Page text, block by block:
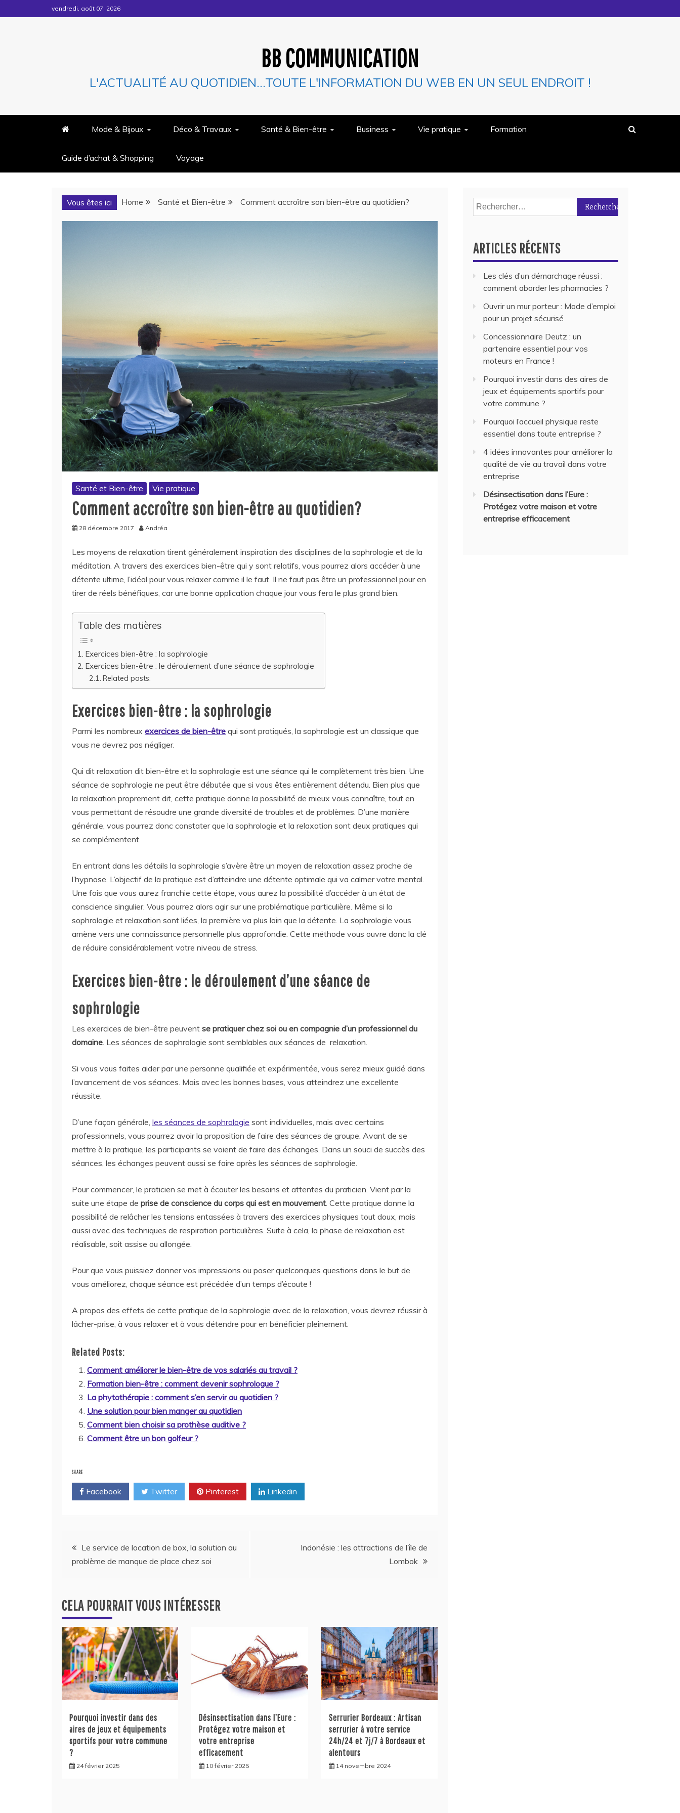
to
vendredi, août 07, 2026
BB COMMUNICATION
L'ACTUALITÉ AU QUOTIDIEN…TOUTE L'INFORMATION DU WEB EN UN SEUL ENDROIT !
Mode & Bijoux Déco & Travaux Santé & Bien-être Business Vie pratique Formation
Guide d’achat & Shopping Voyage
Vous êtes ici Home Santé et Bien-être Comment accroître son bien-être au quotidien?
Santé et Bien-être Vie pratique
Comment accroître son bien-être au quotidien?
28 décembre 2017 Andréa
Les moyens de relaxation tirent généralement inspiration des disciplines de la sophrologie et de la
méditation. A travers des exercices bien-être qui y sont relatifs, vous pourrez alors accéder à une
détente ultime, l’idéal pour vous relaxer comme il le faut. Il ne faut pas être un professionnel pour en
tirer de réels bénéfiques, car une bonne application chaque jour vous fera le plus grand bien.
Table des matières
Exercices bien-être : la sophrologie
Exercices bien-être : le déroulement d’une séance de sophrologie
Related posts:
Exercices bien-être : la sophrologie
Parmi les nombreux exercices de bien-être qui sont pratiqués, la sophrologie est un classique que
vous ne devrez pas négliger.
Qui dit relaxation dit bien-être et la sophrologie est une séance qui le complètement très bien. Une
séance de sophrologie ne peut être débutée que si vous êtes entièrement détendu. Bien plus que
la relaxation proprement dit, cette pratique donne la possibilité de mieux vous connaître, tout en
vous permettant de résoudre une grande diversité de troubles et de problèmes. D’une manière
générale, vous pourrez donc constater que la sophrologie et la relaxation sont deux pratiques qui
se complémentent.
En entrant dans les détails la sophrologie s’avère être un moyen de relaxation assez proche de
l’hypnose. L’objectif de la pratique est d’atteindre une détente optimale qui va calmer votre mental.
Une fois que vous aurez franchie cette étape, vous aurez la possibilité d’accéder à un état de
conscience singulier. Vous pourrez alors agir sur une problématique particulière. Même si la
sophrologie et relaxation sont liées, la première va plus loin que la détente. La sophrologie vous
amène vers une connaissance personnelle plus approfondie. Cette méthode vous ouvre donc la clé
de réduire considérablement votre niveau de stress.
Exercices bien-être : le déroulement d’une séance de
sophrologie
Les exercices de bien-être peuvent se pratiquer chez soi ou en compagnie d’un professionnel du
domaine. Les séances de sophrologie sont semblables aux séances de relaxation.
Si vous vous faites aider par une personne qualifiée et expérimentée, vous serez mieux guidé dans
l’avancement de vos séances. Mais avec les bonnes bases, vous atteindrez une excellente
réussite.
D’une façon générale, les séances de sophrologie sont individuelles, mais avec certains
professionnels, vous pourrez avoir la proposition de faire des séances de groupe. Avant de se
mettre à la pratique, les participants se voient de faire des échanges. Dans un souci de succès des
séances, les échanges peuvent aussi se faire après les séances de sophrologie.
Pour commencer, le praticien se met à écouter les besoins et attentes du praticien. Vient par la
suite une étape de prise de conscience du corps qui est en mouvement. Cette pratique donne la
possibilité de relâcher les tensions entassées à travers des exercices physiques tout doux, mais
aussi avec des techniques de respiration particulières. Suite à cela, la phase de relaxation est
réalisable, soit assise ou allongée.
Pour que vous puissiez donner vos impressions ou poser quelconques questions dans le but de
vous améliorez, chaque séance est précédée d’un temps d’écoute !
A propos des effets de cette pratique de la sophrologie avec de la relaxation, vous devrez réussir à
lâcher-prise, à vous relaxer et à vous détendre pour en bénéficier pleinement.
Related Posts:
Comment améliorer le bien-être de vos salariés au travail ?
Formation bien-être : comment devenir sophrologue ?
La phytothérapie : comment s’en servir au quotidien ?
Une solution pour bien manger au quotidien
Comment bien choisir sa prothèse auditive ?
Comment être un bon golfeur ?
SHARE
Facebook Twitter Pinterest Linkedin
Navigation
de
l’article
Le service de location de box, la solution au
problème de manque de place chez soi
Indonésie : les attractions de l’île de
Lombok
CELA POURRAIT VOUS INTÉRESSER
Pourquoi investir dans des
aires de jeux et équipements
sportifs pour votre commune
?
24 février 2025
Désinsectisation dans l’Eure :
Protégez votre maison et
votre entreprise
efficacement
10 février 2025
Serrurier Bordeaux : Artisan
serrurier à votre service
24h/24 et 7j/7 à Bordeaux et
alentours
14 novembre 2024
Rechercher :
ARTICLES RÉCENTS
Les clés d’un démarchage réussi :
comment aborder les pharmacies ?
Ouvrir un mur porteur : Mode d’emploi
pour un projet sécurisé
Concessionnaire Deutz : un
partenaire essentiel pour vos
moteurs en France !
Pourquoi investir dans des aires de
jeux et équipements sportifs pour
votre commune ?
Pourquoi l’accueil physique reste
essentiel dans toute entreprise ?
4 idées innovantes pour améliorer la
qualité de vie au travail dans votre
entreprise
Désinsectisation dans l’Eure :
Protégez votre maison et votre
entreprise efficacement